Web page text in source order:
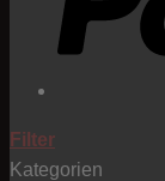
Filter
Kategorien